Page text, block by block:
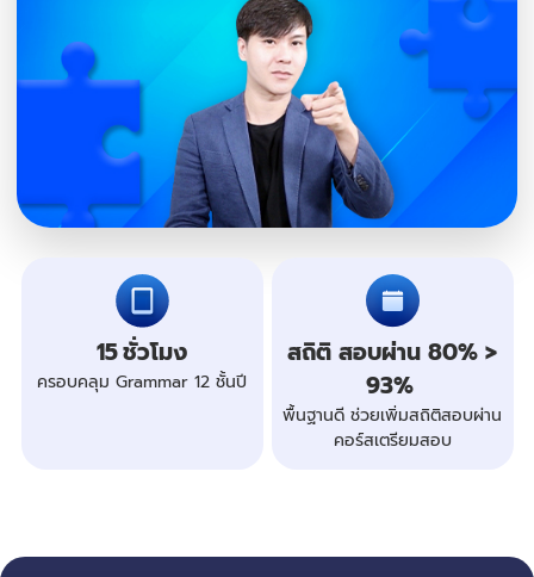
15ชั่วโมง
ครอบคลุม Grammar 12 ชั้นปี
สถิติ สอบผ่าน 80% >
93%
พื้นฐานดี ช่วยเพิ่มสถิติสอบผ่าน
คอร์สเตรียมสอบ